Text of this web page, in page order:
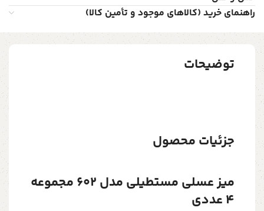
راهنمای خرید (کالاهای موجود و تأمین کالا)
توضیحات
جزئیات محصول
میز عسلی مستطیلی مدل 602 مجموعه
4 عددی